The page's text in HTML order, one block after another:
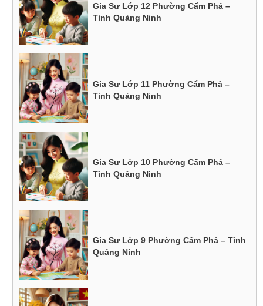
Gia Sư Lớp 12 Phường Cẩm Phả –
Tỉnh Quảng Ninh
Gia Sư Lớp 11 Phường Cẩm Phả –
Tỉnh Quảng Ninh
Gia Sư Lớp 10 Phường Cẩm Phả –
Tỉnh Quảng Ninh
Gia Sư Lớp 9 Phường Cẩm Phả – Tỉnh
Quảng Ninh